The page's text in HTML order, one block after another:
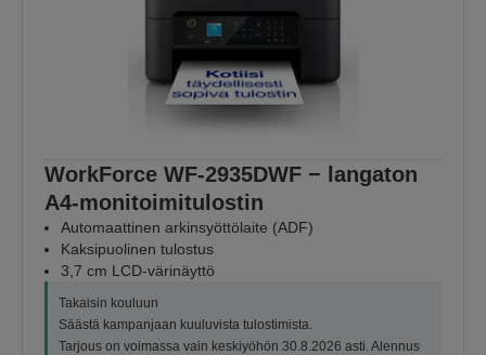
WorkForce WF-2935DWF − langaton
A4-monitoimitulostin
Automaattinen arkinsyöttölaite (ADF)
Kaksipuolinen tulostus
3,7 cm LCD-värinäyttö
Takaisin kouluun
Säästä kampanjaan kuuluvista tulostimista.
Tarjous on voimassa vain keskiyöhön 30.8.2026 asti. Alennus